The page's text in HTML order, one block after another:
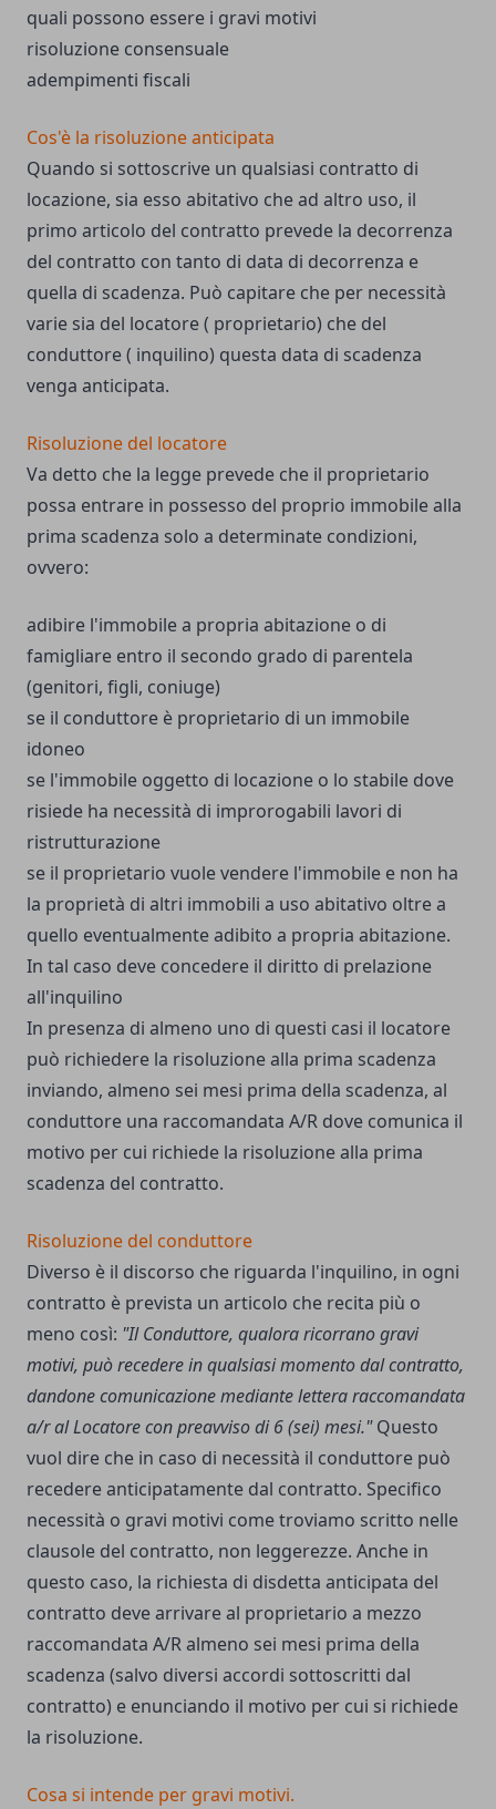
quali possono essere i gravi motivi
risoluzione consensuale
adempimenti fiscali
Cos'è la risoluzione anticipata
Quando si sottoscrive un qualsiasi contratto di
locazione, sia esso abitativo che ad altro uso, il
primo articolo del contratto prevede la decorrenza
del contratto con tanto di data di decorrenza e
quella di scadenza. Può capitare che per necessità
varie sia del locatore ( proprietario) che del
conduttore ( inquilino) questa data di scadenza
venga anticipata.
Risoluzione del locatore
Va detto che la legge prevede che il proprietario
possa entrare in possesso del proprio immobile alla
prima scadenza solo a determinate condizioni,
ovvero:
adibire l'immobile a propria abitazione o di
famigliare entro il secondo grado di parentela
(genitori, figli, coniuge)
se il conduttore è proprietario di un immobile
idoneo
se l'immobile oggetto di locazione o lo stabile dove
risiede ha necessità di improrogabili lavori di
ristrutturazione
se il proprietario vuole vendere l'immobile e non ha
la proprietà di altri immobili a uso abitativo oltre a
quello eventualmente adibito a propria abitazione.
In tal caso deve concedere il diritto di prelazione
all'inquilino
In presenza di almeno uno di questi casi il locatore
può richiedere la risoluzione alla prima scadenza
inviando, almeno sei mesi prima della scadenza, al
conduttore una raccomandata A/R dove comunica il
motivo per cui richiede la risoluzione alla prima
scadenza del contratto.
Risoluzione del conduttore
Diverso è il discorso che riguarda l'inquilino, in ogni
contratto è prevista un articolo che recita più o
meno così: "Il Conduttore, qualora ricorrano gravi
motivi, può recedere in qualsiasi momento dal contratto,
dandone comunicazione mediante lettera raccomandata
a/r al Locatore con preavviso di 6 (sei) mesi."Questo
vuol dire che in caso di necessità il conduttore può
recedere anticipatamente dal contratto. Specifico
necessità o gravi motivi come troviamo scritto nelle
clausole del contratto, non leggerezze. Anche in
questo caso, la richiesta di disdetta anticipata del
contratto deve arrivare al proprietario a mezzo
raccomandata A/R almeno sei mesi prima della
scadenza (salvo diversi accordi sottoscritti dal
contratto) e enunciando il motivo per cui si richiede
la risoluzione.
Cosa si intende per gravi motivi.